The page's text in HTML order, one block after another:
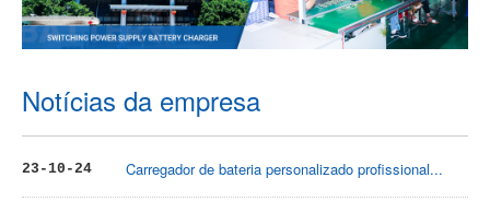
Notícias da empresa
23-10-24 Carregador de bateria personalizado profissional...